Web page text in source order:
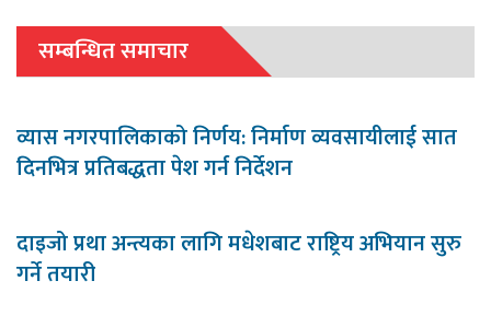
सम्बन्धित समाचार
व्यास नगरपालिकाको निर्णय: निर्माण व्यवसायीलाई सात
दिनभित्र प्रतिबद्धता पेश गर्न निर्देशन
दाइजो प्रथा अन्त्यका लागि मधेशबाट राष्ट्रिय अभियान सुरु
गर्ने तयारी